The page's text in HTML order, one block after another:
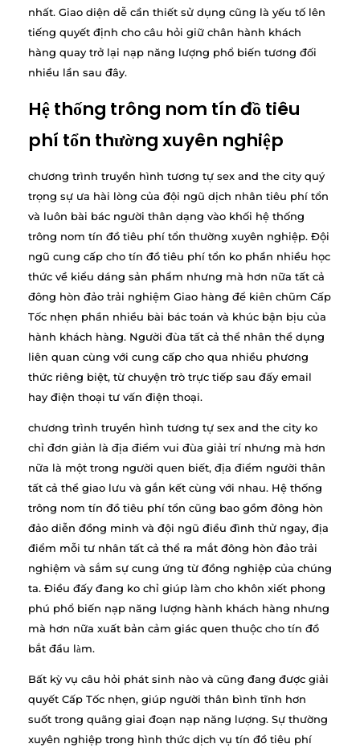
nhất. Giao diện dễ cần thiết sử dụng cũng là yếu tố lên
tiếng quyết định cho câu hỏi giữ chân hành khách
hàng quay trở lại nạp năng lượng phổ biến tương đối
nhiều lần sau đây.
Hệ thống trông nom tín đồ tiêu
phí tổn thường xuyên nghiệp
chương trình truyền hình tương tự sex and the city quý
trọng sự ưa hài lòng của đội ngũ dịch nhân tiêu phí tổn
và luôn bài bác người thân dạng vào khối hệ thống
trông nom tín đồ tiêu phí tổn thường xuyên nghiệp. Đội
ngũ cung cấp cho tín đồ tiêu phí tổn ko phần nhiều học
thức về kiểu dáng sản phẩm nhưng mà hơn nữa tất cả
đông hòn đảo trải nghiệm Giao hàng để kiên chũm Cấp
Tốc nhẹn phần nhiều bài bác toán và khúc bận bịu của
hành khách hàng. Người đùa tất cả thể nhân thể dụng
liên quan cùng với cung cấp cho qua nhiều phương
thức riêng biệt, từ chuyện trò trực tiếp sau đấy email
hay điện thoại tư vấn điện thoại.
chương trình truyền hình tương tự sex and the city ko
chỉ đơn giản là địa điểm vui đùa giải trí nhưng mà hơn
nữa là một trong người quen biết, địa điểm người thân
tất cả thể giao lưu và gắn kết cùng với nhau. Hệ thống
trông nom tín đồ tiêu phí tổn cũng bao gồm đông hòn
đảo diễn đồng minh và đội ngũ điều đình thử ngay, địa
điểm mỗi tư nhân tất cả thể ra mắt đông hòn đảo trải
nghiệm và sắm sự cung ứng từ đồng nghiệp của chúng
ta. Điều đấy đang ko chỉ giúp làm cho khôn xiết phong
phú phổ biến nạp năng lượng hành khách hàng nhưng
mà hơn nữa xuất bản cảm giác quen thuộc cho tín đồ
bắt đầu làm.
Bất kỳ vụ câu hỏi phát sinh nào và cũng đang được giải
quyết Cấp Tốc nhẹn, giúp người thân bình tĩnh hơn
suốt trong quãng giai đoạn nạp năng lượng. Sự thường
xuyên nghiệp trong hình thức dịch vụ tín đồ tiêu phí